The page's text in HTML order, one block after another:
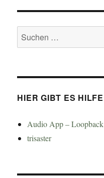
Suchen
nach:
HIER GIBT ES HILFE
Audio App – Loopback
trisaster